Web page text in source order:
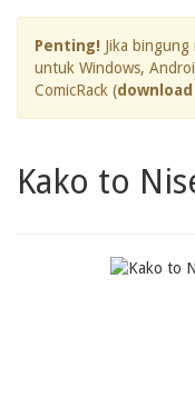
Penting! Jika bingung
untuk Windows,
ComicRack (
Kako to